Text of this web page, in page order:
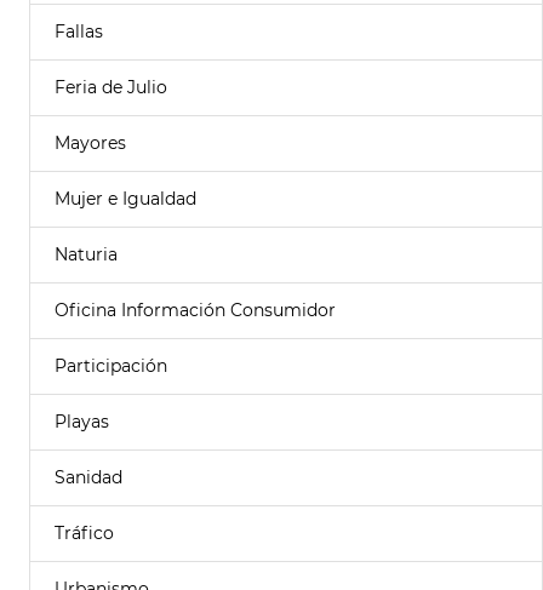
Fallas
Feria de Julio
Mayores
Mujer e Igualdad
Naturia
Oficina Información Consumidor
Participación
Playas
Sanidad
Tráfico